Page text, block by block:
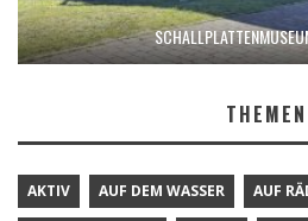
THEMEN
AKTIV AUF DEM WASSER AUF